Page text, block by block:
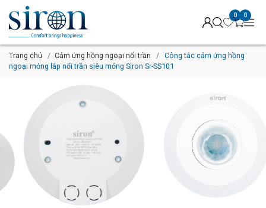
0 0
Trang chủ Cảm ứng hồng ngoại nổi trần
Công tắc cảm ứng hồng
ngoại mỏng lắp nổi trần siêu mỏng Siron Sr-SS101